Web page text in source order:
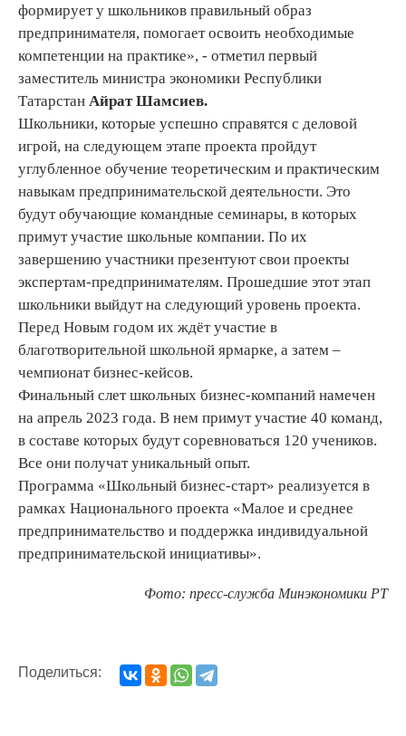
формирует у школьников правильный образ
предпринимателя, помогает освоить необходимые
компетенции на практике», - отметил первый
заместитель министра экономики Республики
Татарстан Айрат Шамсиев.
Школьники, которые успешно справятся с деловой
игрой, на следующем этапе проекта пройдут
углубленное обучение теоретическим и практическим
навыкам предпринимательской деятельности. Это
будут обучающие командные семинары, в которых
примут участие школьные компании. По их
завершению участники презентуют свои проекты
экспертам-предпринимателям. Прошедшие этот этап
школьники выйдут на следующий уровень проекта.
Перед Новым годом их ждёт участие в
благотворительной школьной ярмарке, а затем –
чемпионат бизнес-кейсов.
Финальный слет школьных бизнес-компаний намечен
на апрель 2023 года. В нем примут участие 40 команд,
в составе которых будут соревноваться 120 учеников.
Все они получат уникальный опыт.
Программа «Школьный бизнес-старт» реализуется в
рамках Национального проекта «Малое и среднее
предпринимательство и поддержка индивидуальной
предпринимательской инициативы».
Фото: пресс-служба Минэкономики РТ
Поделиться: